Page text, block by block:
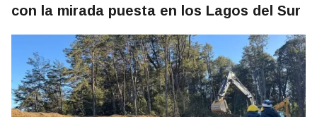
con la mirada puesta en los Lagos del Sur